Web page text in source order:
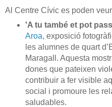
Al Centre Cívic es poden
'A tu també et pot
Aroa, exposició
les alumnes de quart
Maragall. Aquesta
dones que pateixen
contribuir a fer visible
social i promoure les
saludables.